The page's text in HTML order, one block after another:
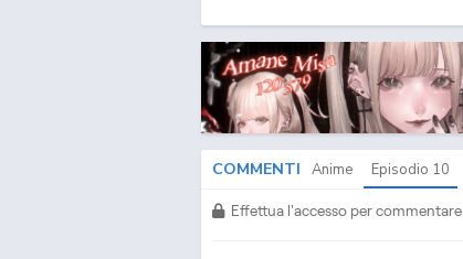
COMMENTI Anime Episodio 10
Effettua l'accesso per commentare.